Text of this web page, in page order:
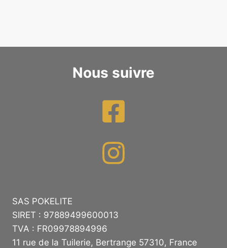
Nous suivre
SAS POKELITE
SIRET : 97889499600013
TVA : FR09978894996
11 rue de la Tuilerie, Bertrange 57310, France